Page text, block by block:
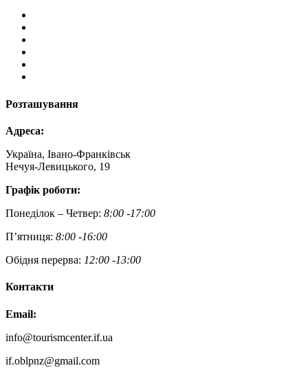
Розташування
Адреса:
Україна, Івано-Франківськ
Нечуя-Левицького, 19
Графік роботи:
Понеділок – Четвер: 8:00 -17:00
П’ятниця: 8:00 -16:00
Обідня перерва: 12:00 -13:00
Контакти
Email:
info@tourismcenter.if.ua
if.oblpnz@gmail.com